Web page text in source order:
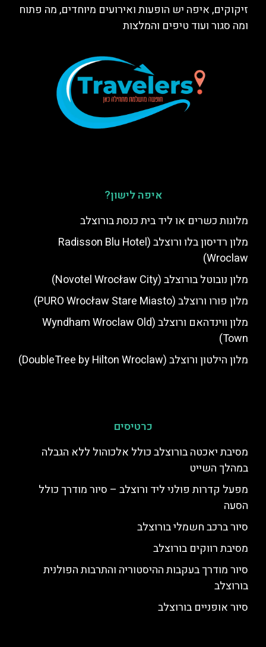
זיקוקים, איפה יש הופעות ואירועים מיוחדים, מה פתוח
ומה סגור ועוד טיפים והמלצות
איפה לישון?
מלונות כשרים או ליד בית כנסת בורוצלב
מלון רדיסון בלו ורוצלב (Radisson Blu Hotel
Wroclaw)
מלון נובוטל בורוצלב (Novotel Wrocław City)
מלון פורו ורוצלב (PURO Wrocław Stare Miasto)
מלון ווינדהאם ורוצלב (Wyndham Wroclaw Old
Town)
מלון הילטון ורוצלב (DoubleTree by Hilton Wroclaw)
כרטיסים
מסיבת יאכטה בורוצלב כולל אלכוהול ללא הגבלה
במהלך השייט
מפעל קדרות פולני ליד ורוצלב – סיור מודרך כולל
הסעה
סיור ברכב חשמלי בורוצלב
מסיבת רווקים בורוצלב
סיור מודרך בעקבות ההיסטוריה והתרבות הפולנית
בורוצלב
סיור אופניים בורוצלב